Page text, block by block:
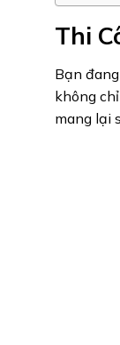
Thi
Bạn
không
mang lại